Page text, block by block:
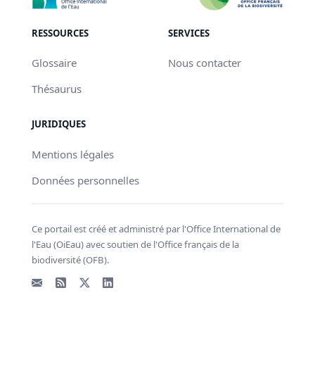
RESSOURCES
Glossaire
Thésaurus
SERVICES
Nous contacter
JURIDIQUES
Mentions légales
Données personnelles
Ce portail est créé et administré par l'Office International de
l'Eau (OiEau) avec soutien de l'Office français de la
biodiversité (OFB).